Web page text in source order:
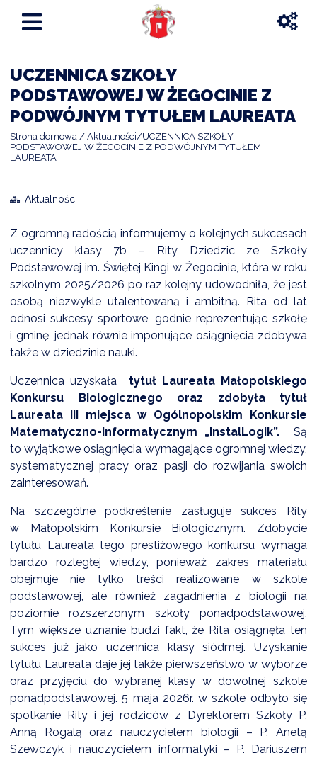
CZYSTE POWIETRZE
EWIDENCJA EMISYJNOŚCI BUDYNKÓW (CEEB)
UCZENNICA SZKOŁY
PODSTAWOWEJ W ŻEGOCINIE Z
PODWÓJNYM TYTUŁEM LAUREATA
Strona domowa Aktualności
UCZENNICA SZKOŁY
PODSTAWOWEJ W ŻEGOCINIE Z PODWÓJNYM TYTUŁEM
LAUREATA
Aktualności
Z ogromną radością informujemy o kolejnych sukcesach
uczennicy klasy 7b – Rity Dziedzic ze Szkoły
Podstawowej im. Świętej Kingi w Żegocinie, która w roku
szkolnym 2025/2026 po raz kolejny udowodniła, że jest
osobą niezwykle utalentowaną i ambitną. Rita od lat
odnosi sukcesy sportowe, godnie reprezentując szkołę
i gminę, jednak równie imponujące osiągnięcia zdobywa
także w dziedzinie nauki.
Uczennica uzyskała tytuł Laureata Małopolskiego
Konkursu Biologicznego oraz zdobyła tytuł
Laureata III miejsca w Ogólnopolskim Konkursie
Matematyczno-Informatycznym „InstalLogik”.
Są
to wyjątkowe osiągnięcia wymagające ogromnej wiedzy,
systematycznej pracy oraz pasji do rozwijania swoich
zainteresowań.
Na szczególne podkreślenie zasługuje sukces Rity
w Małopolskim Konkursie Biologicznym. Zdobycie
tytułu Laureata tego prestiżowego konkursu wymaga
bardzo rozległej wiedzy, ponieważ zakres materiału
obejmuje nie tylko treści realizowane w szkole
podstawowej, ale również zagadnienia z biologii na
poziomie rozszerzonym szkoły ponadpodstawowej.
Tym większe uznanie budzi fakt, że Rita osiągnęła ten
sukces już jako uczennica klasy siódmej. Uzyskanie
tytułu Laureata daje jej także pierwszeństwo w wyborze
oraz przyjęciu do wybranej klasy w dowolnej szkole
ponadpodstawowej. 5 maja 2026r. w szkole odbyło się
spotkanie Rity i jej rodziców z Dyrektorem Szkoły P.
Anną Rogalą oraz nauczycielem biologii – P. Anetą
Szewczyk i nauczycielem informatyki – P. Dariuszem